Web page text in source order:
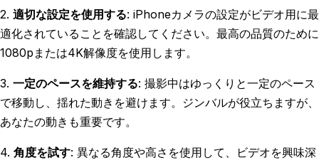
2. 適切な設定を使用する: iPhoneカメラの設定がビデオ用に最
適化されていることを確認してください。最高の品質のために
1080pまたは4K解像度を使用します。
3. 一定のペースを維持する: 撮影中はゆっくりと一定のペース
で移動し、揺れた動きを避けます。ジンバルが役立ちますが、
あなたの動きも重要です。
4. 角度を試す: 異なる角度や高さを使用して、ビデオを興味深